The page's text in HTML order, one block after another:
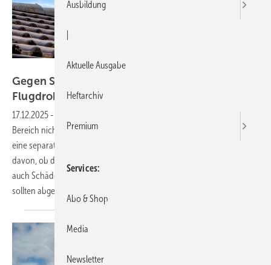
Gegen Schäden durch gewerblich genutzte
Flugdrohnenabsichern
17.12.2025 -
Bereich nicht mehr wegzudenken. Um überhaupt starten zu dürfen, ist
eine separate Haftpflichtversicherung vorgeschrieben. Unabhängig
davon, ob die Drohne privat oder gewerblich genutzt wird. Doch
auch Schäden an den oft mehrere Tausend Euro teuren Flugobjekten
sollten abgesichert
Ausbildung
Aktuelle Ausgabe
Heftarchiv
Premium
Services
Abo & Shop
Media
Newsletter